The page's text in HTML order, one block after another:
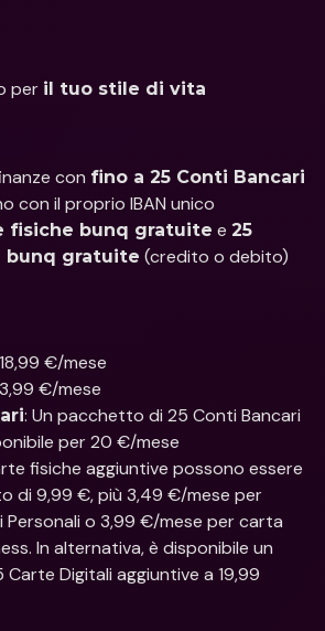
per il tuo stile di vita
con fino a 25 Conti Bancari
con il proprio IBAN unico
fisiche bunq gratuite e 25
bunq gratuite (credito o debito)
€/mese
€/mese
: Un pacchetto di 25 Conti Bancari
per 20 €/mese
fisiche aggiuntive possono essere
di 9,99 €, più 3,49 €/mese per
o 3,99 €/mese per carta
In alternativa, è disponibile un
Digitali aggiuntive a 19,99